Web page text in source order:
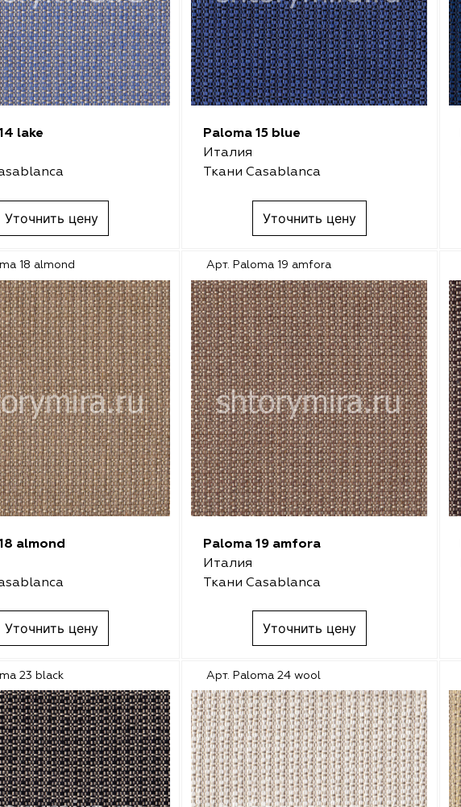
lake
Уточнить цену
Paloma 15 blue
Италия
Ткани Casablanca
Уточнить цену
18 almond
almond
Уточнить цену
Арт. Paloma 19 amfora
Paloma 19 amfora
Италия
Ткани Casablanca
Уточнить цену
23 black Арт. Paloma 24 wool